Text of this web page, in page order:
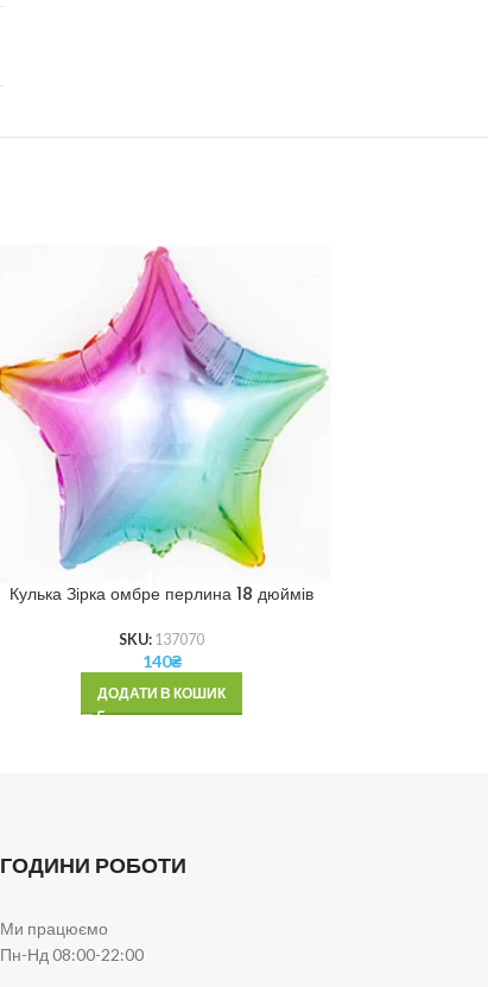
Кулька Зірка омбре перлина 18 дюймів
SKU: 137070
140₴
ДОДАТИ В КОШИК
ГОДИНИ РОБОТИ
Ми працюємо
Пн-Нд 08:00-22:00